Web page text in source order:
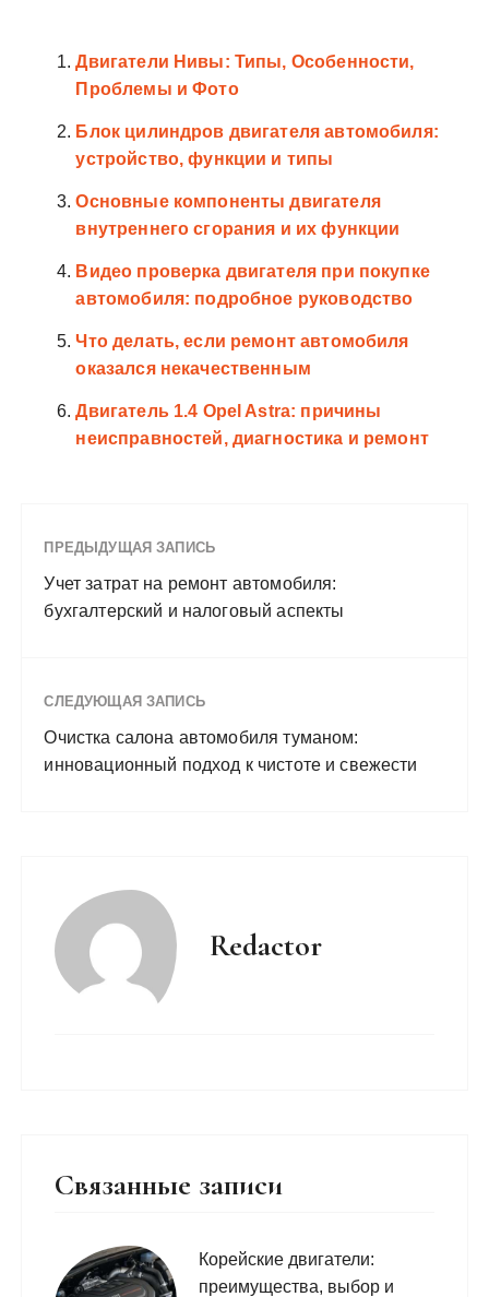
Двигатели Нивы: Типы, Особенности,
Проблемы и Фото
Блок цилиндров двигателя автомобиля:
устройство, функции и типы
Основные компоненты двигателя
внутреннего сгорания и их функции
Видео проверка двигателя при покупке
автомобиля: подробное руководство
Что делать, если ремонт автомобиля
оказался некачественным
Двигатель 1.4 Opel Astra: причины
неисправностей, диагностика и ремонт
ПРЕДЫДУЩАЯ ЗАПИСЬ
Учет затрат на ремонт автомобиля:
бухгалтерский и налоговый аспекты
СЛЕДУЮЩАЯ ЗАПИСЬ
Очистка салона автомобиля туманом:
инновационный подход к чистоте и свежести
Redactor
Связанные записи
Корейские двигатели:
преимущества, выбор и